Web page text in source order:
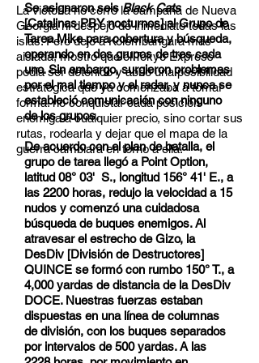
Se asignaron seisBlack Cats
[Catalinas PBY nocturnos] al Grupo de
Tarea Mike para cobertura y búsqueda,
operando en dos grupos de tres cada
uno. Sin embargo, surgieron problemas
por el mal tiempo y el radar, y nunca se
estableció comunicación con ninguno
de los grupos.
De acuerdo con el plan de batalla, el
grupo de tarea llegó a Point Option,
latitud 08° 03' S., longitud 156° 41' E., a
las 2200 horas, redujo la velocidad a 15
nudos y comenzó una cuidadosa
búsqueda de buques enemigos. Al
atravesar el estrecho de Gizo, la
DesDiv [División de Destructores]
QUINCE se formó con rumbo 150° T., a
4,000 yardas de distancia de la DesDiv
DOCE. Nuestras fuerzas estaban
dispuestas en una línea de columnas
de división, con los buques separados
por intervalos de 500 yardas. A las
La victoria no cerró la campaña de Nueva
Georgia ni despejó de inmediato todas las
islas. Pero dejó a Kolombangara más
aislada, mostró que el Tokyo Express
podía ser detenido y abrió una posibilidad
estratégica que ya comenzaba a tomar
forma: no conquistar cada posición
enemiga a cualquier precio, sino cortar sus
rutas, rodearla y dejar que el mapa de la
guerra cambiara en torno a ella.